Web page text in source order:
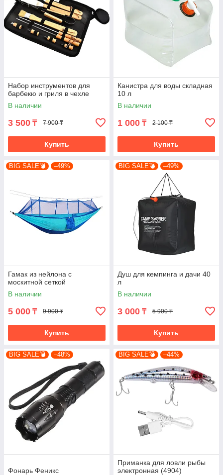
Набор инструментов для
барбекю и гриля в чехле
В наличии
3 500 ₸ 7 900 ₸
Купить
Канистра для воды складная
10 л
В наличии
1 000 ₸ 2 100 ₸
Купить
BIG SALE💣 –49%
Гамак из нейлона с
москитной сеткой
В наличии
5 000 ₸ 9 900 ₸
Купить
BIG SALE💣 –49%
Душ для кемпинга и дачи 40
л
В наличии
3 000 ₸ 5 900 ₸
Купить
BIG SALE💣 –48%
Фонарь Феникс
BIG SALE💣 –44%
Приманка для ловли рыбы
электронная (4904)